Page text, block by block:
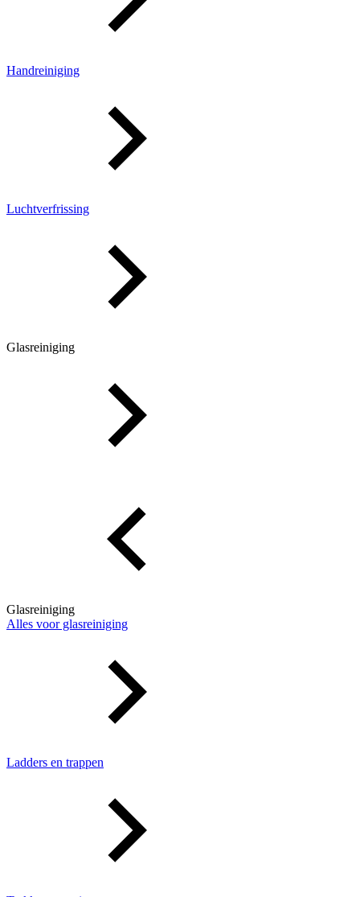
Handreiniging
Luchtverfrissing
Glasreiniging
Glasreiniging
Alles voor glasreiniging
Ladders en trappen